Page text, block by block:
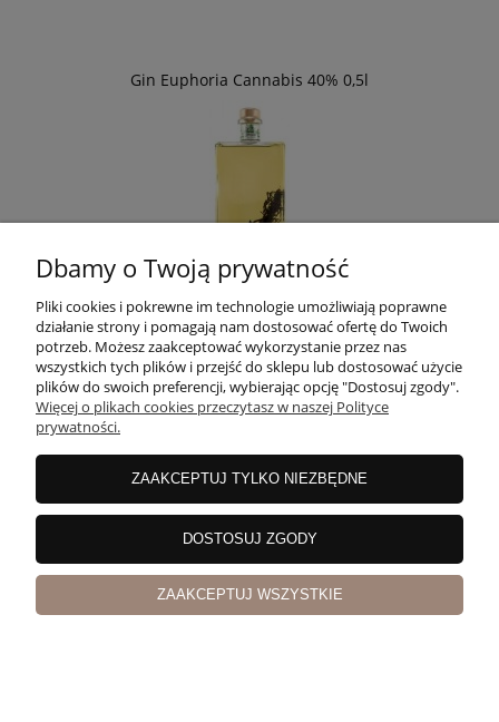
Gin Euphoria Cannabis 40% 0,5l
Gin HERBARIUS Dry 45% 0,2l
Dbamy o Twoją prywatność
Pliki cookies i pokrewne im technologie umożliwiają poprawne
działanie strony i pomagają nam dostosować ofertę do Twoich
potrzeb. Możesz zaakceptować wykorzystanie przez nas
wszystkich tych plików i przejść do sklepu lub dostosować użycie
plików do swoich preferencji, wybierając opcję "Dostosuj zgody".
Więcej o plikach cookies przeczytasz w naszej Polityce
prywatności.
ZAAKCEPTUJ TYLKO NIEZBĘDNE
DOSTOSUJ ZGODY
ZAAKCEPTUJ WSZYSTKIE